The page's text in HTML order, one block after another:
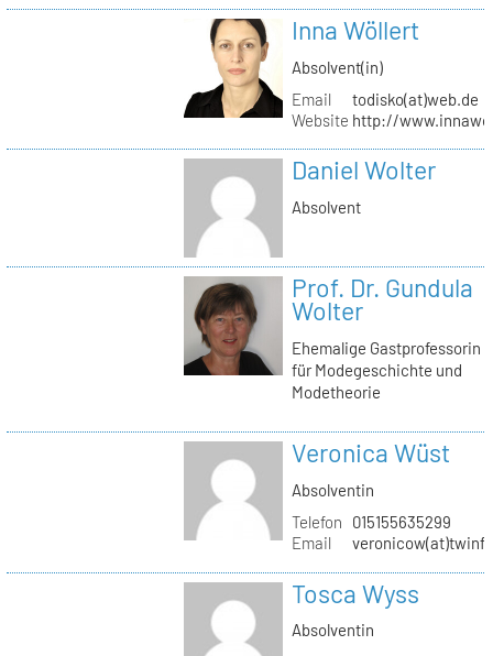
Inna Wöllert
Absolvent(in)
Email
todisko(at)web.de
Website http://
Daniel Wolter
Absolvent
Prof. Dr. Gundula
Wolter
Ehemalige Gastprofessorin
für Modegeschichte und
Modetheorie
Veronica Wüst
Absolventin
Telefon
015155635299
Email
Tosca Wyss
Absolventin